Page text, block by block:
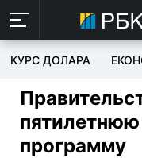
КУРС ДОЛАРА
программу